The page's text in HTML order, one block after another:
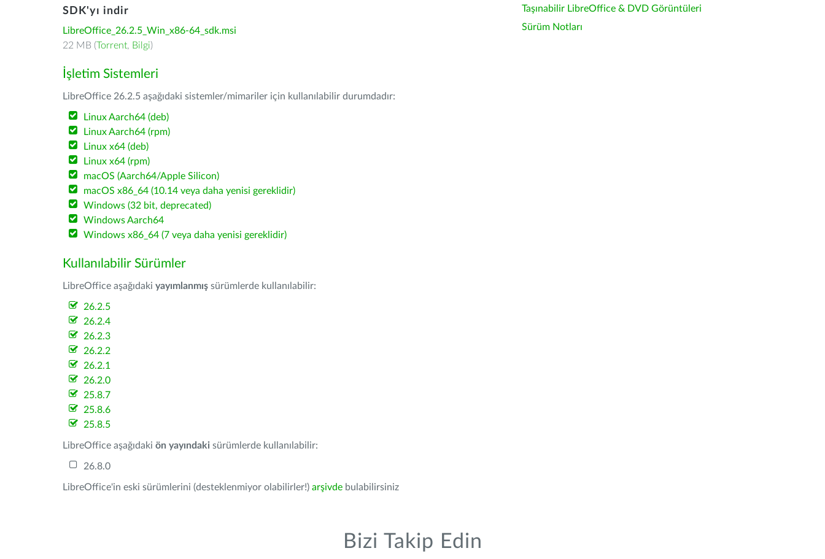
SDK'yı indir
LibreOffice_26.2.5_Win_x86-64_sdk.msi
22 MB (Torrent, Bilgi)
İşletim Sistemleri
LibreOffice 26.2.5 aşağıdaki sistemler/mimariler için kullanılabilir durumdadır:
Linux Aarch64 (deb)
Linux Aarch64 (rpm)
Linux x64 (deb)
Linux x64 (rpm)
macOS (Aarch64/Apple Silicon)
macOS x86_64 (10.14 veya daha yenisi gereklidir)
Windows (32 bit, deprecated)
Windows Aarch64
Windows x86_64 (7 veya daha yenisi gereklidir)
Kullanılabilir Sürümler
LibreOffice aşağıdaki yayımlanmış sürümlerde kullanılabilir:
26.2.5
26.2.4
26.2.3
26.2.2
26.2.1
26.2.0
25.8.7
25.8.6
25.8.5
LibreOffice aşağıdaki ön yayındaki sürümlerde kullanılabilir:
26.8.0
LibreOffice'in eski sürümlerini (desteklenmiyor olabilirler!) arşivde bulabilirsiniz
Taşınabilir LibreOffice & DVD Görüntüleri
Sürüm Notları
Bizi Takip Edin